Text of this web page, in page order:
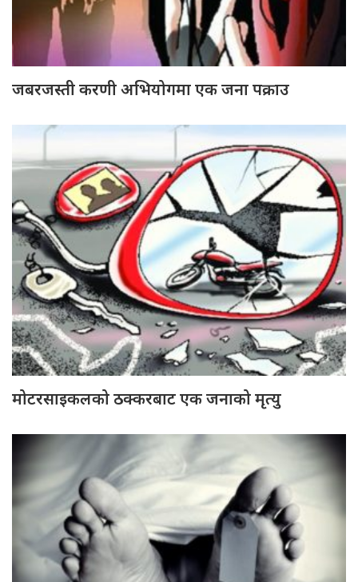
जबरजस्ती करणी अभियोगमा एक जना पक्राउ
मोटरसाइकलको ठक्करबाट एक जनाको मृत्यु